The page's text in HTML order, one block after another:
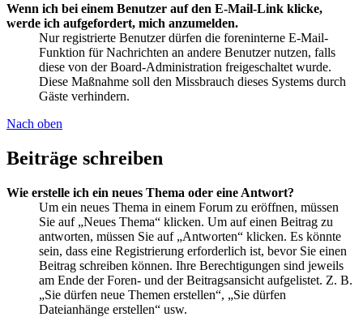
Wenn ich bei einem Benutzer auf den E-Mail-Link klicke,
werde ich aufgefordert, mich anzumelden.
Nur registrierte Benutzer dürfen die foreninterne E-Mail-
Funktion für Nachrichten an andere Benutzer nutzen, falls
diese von der Board-Administration freigeschaltet wurde.
Diese Maßnahme soll den Missbrauch dieses Systems durch
Gäste verhindern.
Nach oben
Beiträge schreiben
Wie erstelle ich ein neues Thema oder eine Antwort?
Um ein neues Thema in einem Forum zu eröffnen, müssen
Sie auf „Neues Thema“ klicken. Um auf einen Beitrag zu
antworten, müssen Sie auf „Antworten“ klicken. Es könnte
sein, dass eine Registrierung erforderlich ist, bevor Sie einen
Beitrag schreiben können. Ihre Berechtigungen sind jeweils
am Ende der Foren- und der Beitragsansicht aufgelistet. Z. B.
„Sie dürfen neue Themen erstellen“, „Sie dürfen
Dateianhänge erstellen“ usw.